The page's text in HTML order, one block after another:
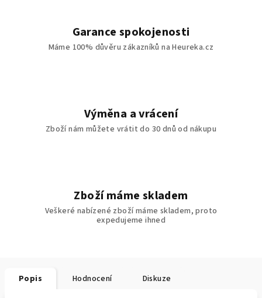
Garance spokojenosti
Máme 100% důvěru zákazníků na Heureka.cz
Výměna a vrácení
Zboží nám můžete vrátit do 30 dnů od nákupu
Zboží máme skladem
Veškeré nabízené zboží máme skladem, proto
expedujeme ihned
Popis Hodnocení Diskuze